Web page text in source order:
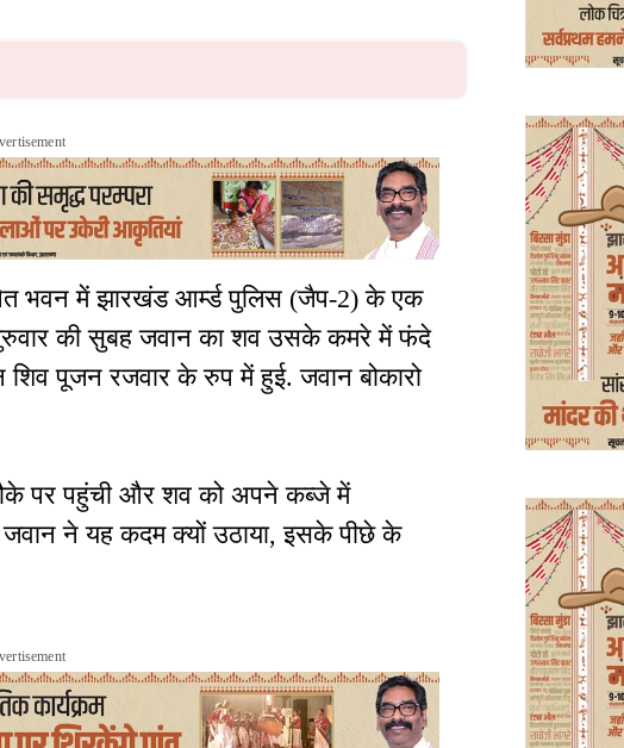
भवन में झारखंड आर्म्ड पुलिस (जैप-2) के एक
की सुबह जवान का शव उसके कमरे में फंदे
पूजन रजवार के रुप में हुई. जवान बोकारो
पर पहुंची और शव को अपने कब्जे में
ने यह कदम क्यों उठाया, इसके पीछे के